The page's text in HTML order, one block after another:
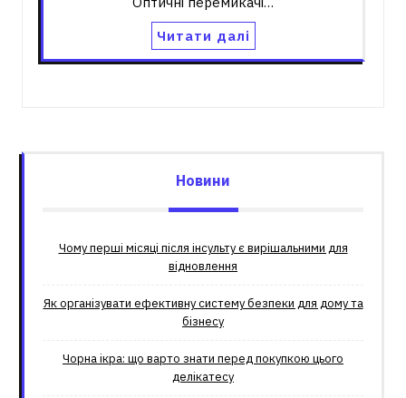
Читати далі
Новини
Чому перші місяці після інсульту є вирішальними для
відновлення
Як організувати ефективну систему безпеки для дому та
бізнесу
Чорна ікра: що варто знати перед покупкою цього
делікатесу